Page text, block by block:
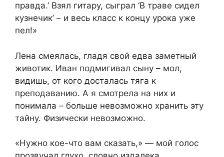
правда.’ Взял гитару, сыграл ‘В траве сидел
кузнечик’ – и весь класс к концу урока уже
пел!»
Лена смеялась, гладя свой едва заметный
животик. Иван подмигивал сыну – мол,
видишь, от кого досталась тяга к
преподаванию. А я смотрела на них и
понимала – больше невозможно хранить эту
тайну. Физически невозможно.
«Нужно кое-что вам сказать,» — мой голос